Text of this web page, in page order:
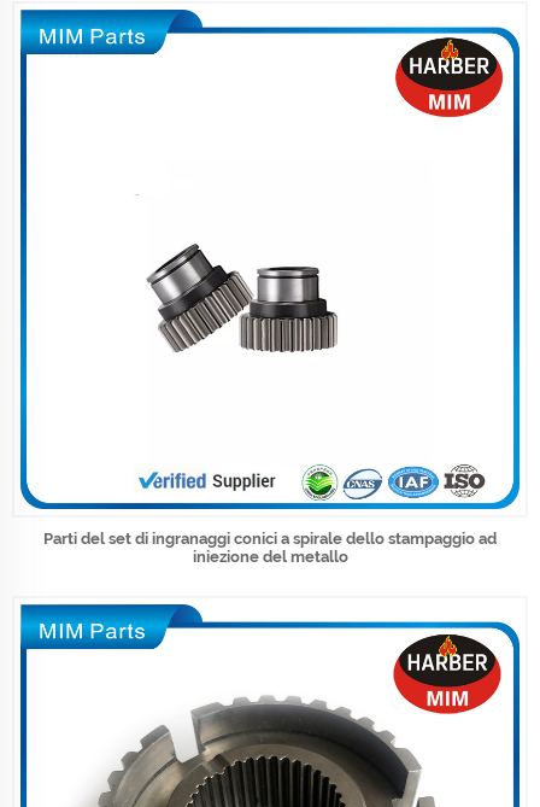
Parti del set di ingranaggi conici a spirale dello stampaggio ad
iniezione del metallo